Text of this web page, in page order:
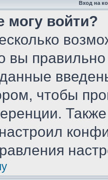
Вход на
могу войти?
вы
чтобы